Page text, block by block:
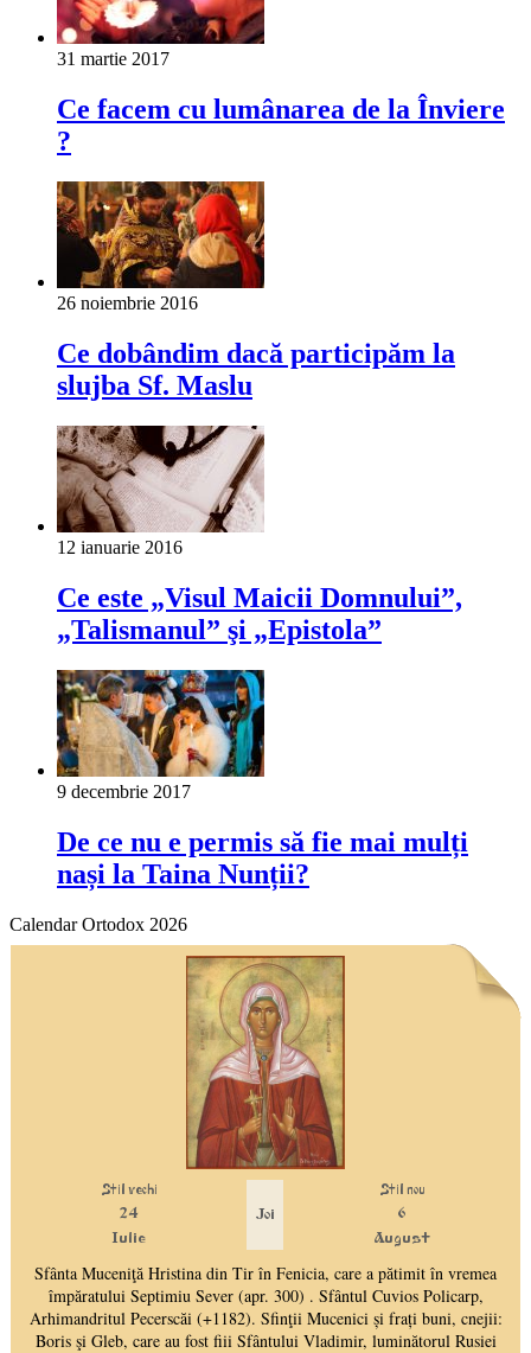
31 martie 2017
Ce facem cu lumânarea de la Înviere
?
26 noiembrie 2016
Ce dobândim dacă participăm la
slujba Sf. Maslu
12 ianuarie 2016
Ce este „Visul Maicii Domnului”,
„Talismanul” şi „Epistola”
9 decembrie 2017
De ce nu e permis să fie mai mulți
nași la Taina Nunții?
Calendar Ortodox 2026